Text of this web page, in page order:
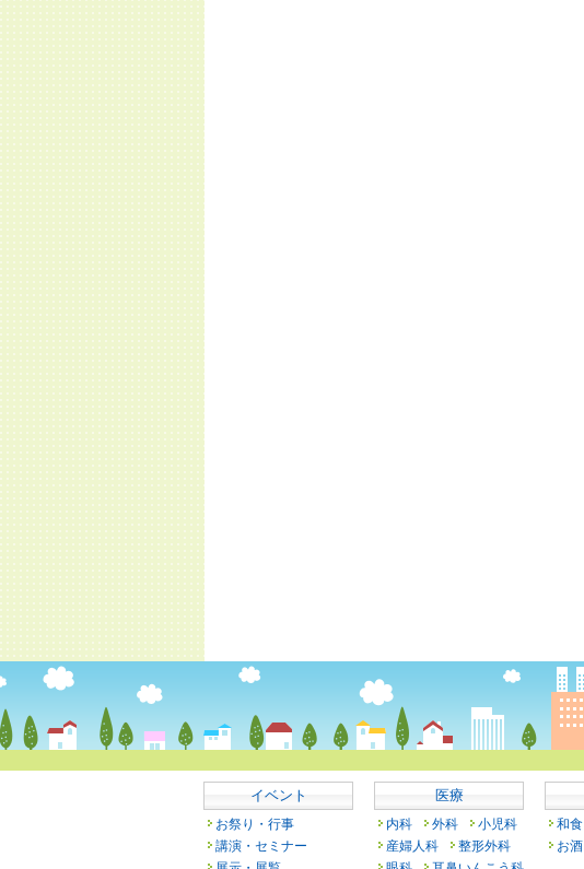
イベント
お祭り・行事
講演・セミナー
医療
内科 外科
小児科
産婦人科
整形外科
和食
お酒